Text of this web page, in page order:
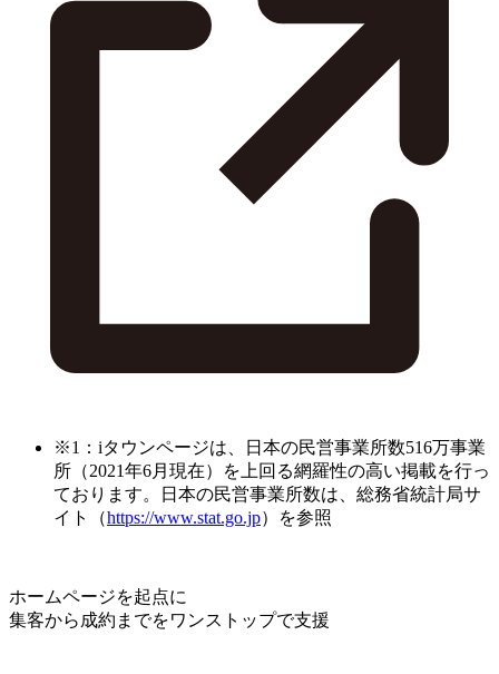
※1：iタウンページは、日本の民営事業所数516万事業
所（2021年6月現在）を上回る網羅性の高い掲載を行っ
ております。日本の民営事業所数は、総務省統計局サ
イト（https://www.stat.go.jp）を参照
ホームページを起点に
集客から成約までをワンストップで支援